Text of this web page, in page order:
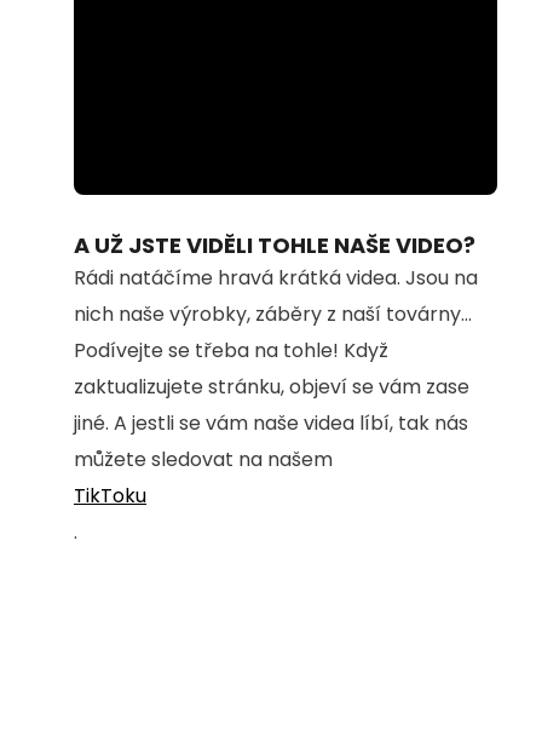
90.34%
A UŽ JSTE VIDĚLI TOHLE NAŠE VIDEO?
Rádi natáčíme hravá krátká videa. Jsou na
nich naše výrobky, záběry z naší továrny...
Podívejte se třeba na tohle! Když
zaktualizujete stránku, objeví se vám zase
jiné. A jestli se vám naše videa líbí, tak nás
můžete sledovat na našem
TikToku
.